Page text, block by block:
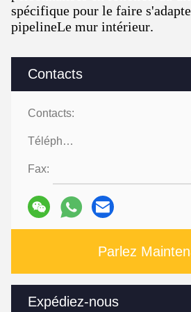
Contacts
Contacts:
Téléphone:
Fax:
Parlez
Expédiez-nous
spécifique pour le faire
pipelineLe mur intérieur.